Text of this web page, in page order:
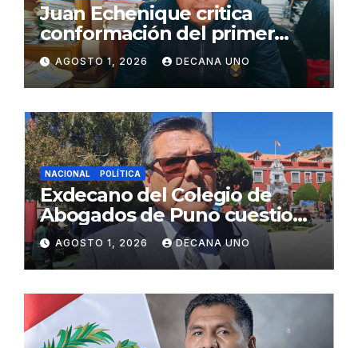
Juan Echenique critica
conformación del primer
gabinete ministerial de Keiko
Fujimori
AGOSTO 1, 2026 DECANA UNO
NACIONAL POLÍTICA
Exdecano del Colegio de
Abogados de Puno cuestiona
propuestas sobre seguridad
ciudadana
AGOSTO 1, 2026 DECANA UNO